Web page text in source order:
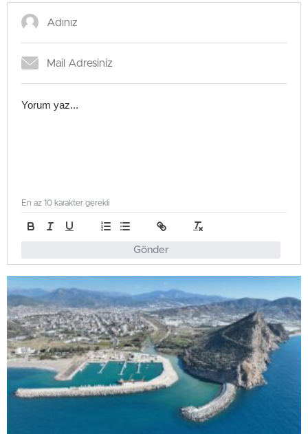
Gönder
En az 10 karakter gerekli